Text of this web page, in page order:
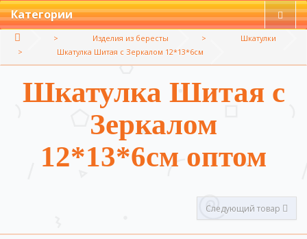
Категории
Изделия из бересты
Шкатулки
Шкатулка Шитая с Зеркалом 12*13*6см
Шкатулка Шитая с
Зеркалом
12*13*6см оптом
Следующий товар